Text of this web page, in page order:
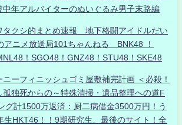
中年アルバイターのぬいぐるみ男子末路編
クシ的まとめ速報 地下格闘アイドルだい
ニメ放送局101ちゃんねる BNK48 ！
！SGO48！GNZ48！STU48！SKE48
ニーフィニッシュゴミ屋敷補完計画 ＜必殺！
独死からの～特殊清掃・遺品整理への道F
グ計1500万返済：厨二病借金3500万円！う
生HKT46！！9期研究生、最後のサイト！全